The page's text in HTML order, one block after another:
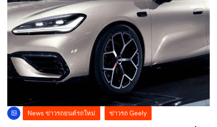
News ข่าวรถยนต์รถใหม่ ข่าวรถ Geely